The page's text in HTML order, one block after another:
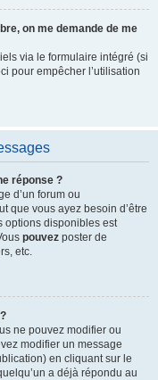
on me demande de me
via le formulaire intégré (si
pour empêcher l’utilisation
réponse ?
d’un forum ou
que vous ayez besoin d’être
options disponibles est
pouvez poster de
etc.
ne pouvez modifier ou
modifier un message
en cliquant sur le
a déjà répondu au